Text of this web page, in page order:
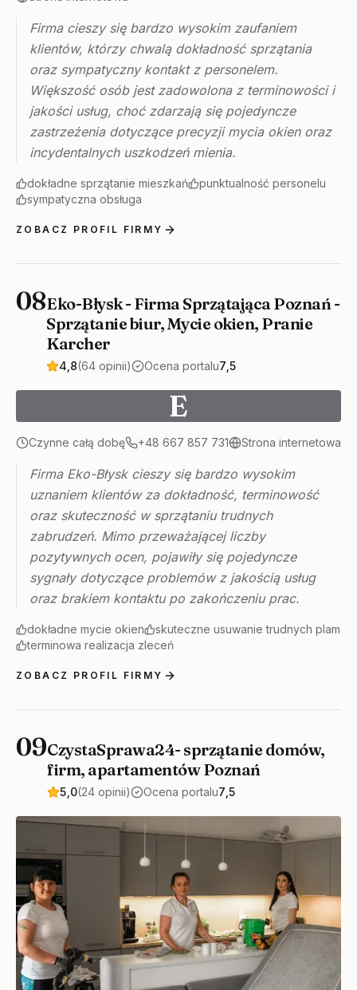
Firma cieszy się bardzo wysokim zaufaniem
klientów, którzy chwalą dokładność sprzątania
oraz sympatyczny kontakt z personelem.
Większość osób jest zadowolona z terminowości i
jakości usług, choć zdarzają się pojedyncze
zastrzeżenia dotyczące precyzji mycia okien oraz
incydentalnych uszkodzeń mienia.
dokładne sprzątanie mieszkań
punktualność personelu
sympatyczna obsługa
ZOBACZ PROFIL FIRMY
08Eko-Błysk - Firma Sprzątająca Poznań -
Sprzątanie biur, Mycie okien, Pranie
Karcher
4,8(64 opinii) Ocena portalu7,5
E
Czynne całą dobę +48 667 857 731 Strona internetowa
Firma Eko-Błysk cieszy się bardzo wysokim
uznaniem klientów za dokładność, terminowość
oraz skuteczność w sprzątaniu trudnych
zabrudzeń. Mimo przeważającej liczby
pozytywnych ocen, pojawiły się pojedyncze
sygnały dotyczące problemów z jakością usług
oraz brakiem kontaktu po zakończeniu prac.
dokładne mycie okien
skuteczne usuwanie trudnych plam
terminowa realizacja zleceń
ZOBACZ PROFIL FIRMY
09CzystaSprawa24- sprzątanie domów,
firm, apartamentów Poznań
5,0(24 opinii) Ocena portalu7,5